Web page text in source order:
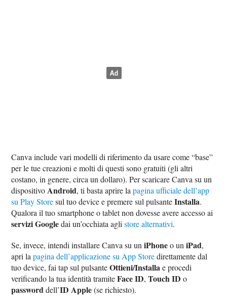
Canva include vari modelli di riferimento da usare come “base”
per le tue creazioni e molti di questi sono gratuiti (gli altri
costano, in genere, circa un dollaro). Per scaricare Canva su un
dispositivo Android, ti basta aprire lapagina ufficiale dell’app
su Play Storesul tuo device e premere sul pulsanteInstalla.
Qualora il tuo smartphone o tablet non dovesse avere accesso ai
servizi Googledai un’occhiata aglistore alternativi.
Se, invece, intendi installare Canva su uniPhoneo uniPad,
apri lapagina dell’applicazione su App Storedirettamente dal
tuo device, fai tap sul pulsanteOttieni/Installae procedi
verificando la tua identità tramiteFace ID,Touch ID o
passworddell’ID Apple(se richiesto).